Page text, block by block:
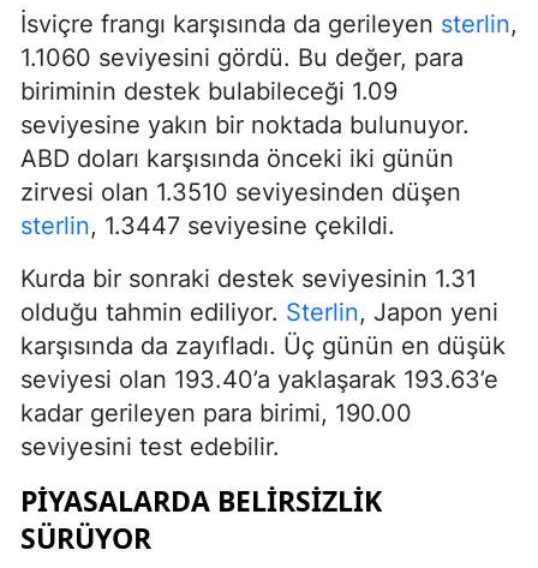
İsviçre frangı karşısında da gerileyen sterlin,
1.1060 seviyesini gördü. Bu değer, para
biriminin destek bulabileceği 1.09
seviyesine yakın bir noktada bulunuyor.
ABD doları karşısında önceki iki günün
zirvesi olan 1.3510 seviyesinden düşen
sterlin, 1.3447 seviyesine çekildi.
Kurda bir sonraki destek seviyesinin 1.31
olduğu tahmin ediliyor. Sterlin, Japon yeni
karşısında da zayıfladı. Üç günün en düşük
seviyesi olan 193.40’a yaklaşarak 193.63’e
kadar gerileyen para birimi, 190.00
seviyesini test edebilir.
PIYASALARDA BELIRSIZLIK
SÜRÜYOR